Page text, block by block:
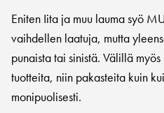
Eniten Iita ja muu lauma syö
vaihdellen laatuja, mutta
punaista tai sinistä. Välillä
tuotteita, niin pakasteita kuin
monipuolisesti.